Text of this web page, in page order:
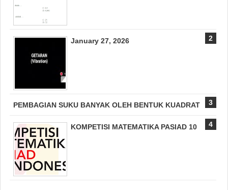
January 27, 2026
PEMBAGIAN SUKU BANYAK OLEH BENTUK KUADRAT
KOMPETISI MATEMATIKA PASIAD 10